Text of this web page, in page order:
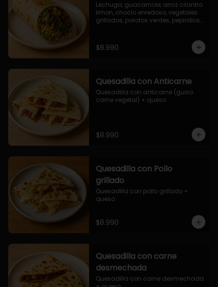
Lechuga, guacamole, arroz cilantro
limon, choclo enredoso, vegetales
grillados, porotos verdes, pepinillos
$8.990
Quesadilla con Anticarne
Quesadilla con anticarne (guiso
carne vegetal) + queso
$8.990
Quesadilla con Pollo
grillado
Quesadilla con pollo grillado +
queso.
$8.990
Quesadilla con carne
desmechada
Quesadilla con carne desmechada